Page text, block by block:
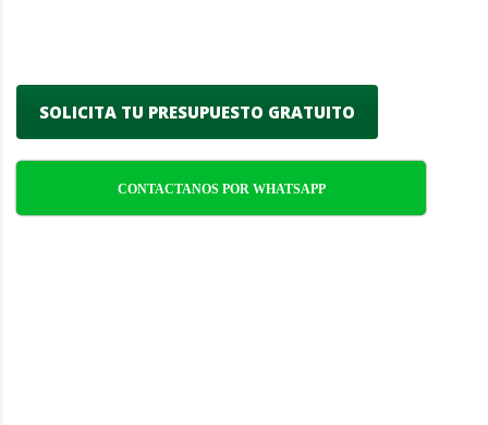
SOLICITA TU PRESUPUESTO GRATUITO
CONTACTANOS POR WHATSAPP